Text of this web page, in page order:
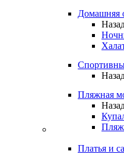
Домашняя
Пляжная
Платья и